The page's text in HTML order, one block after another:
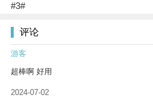
#3#
评论
游客
超棒啊 好用
2024-07-02